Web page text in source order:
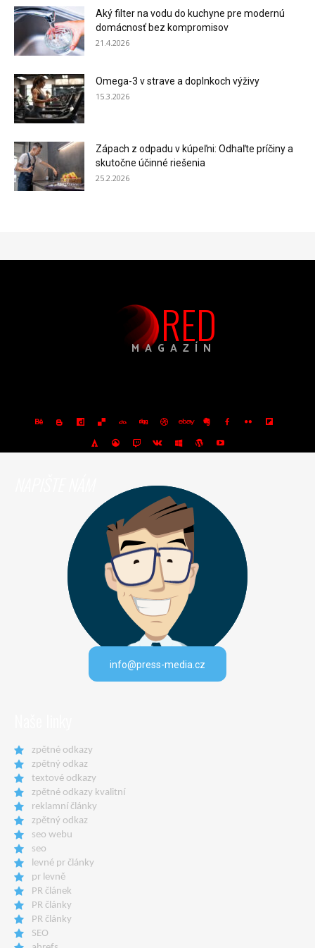
Aký filter na vodu do kuchyne pre modernú
domácnosť bez kompromisov
21.4.2026
Omega-3 v strave a doplnkoch výživy
15.3.2026
Zápach z odpadu v kúpeľni: Odhaľte príčiny a
skutočne účinné riešenia
25.2.2026
RED
MAGAZÍN
info@press-media.cz
zpětné odkazy
zpětný odkaz
textové odkazy
zpětné odkazy kvalitní
reklamní články
zpětný odkaz
seo webu
seo
levné pr články
pr levně
PR článek
PR články
PR články
SEO